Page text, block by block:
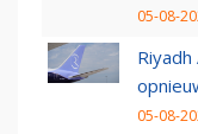
05-08-
05-08-